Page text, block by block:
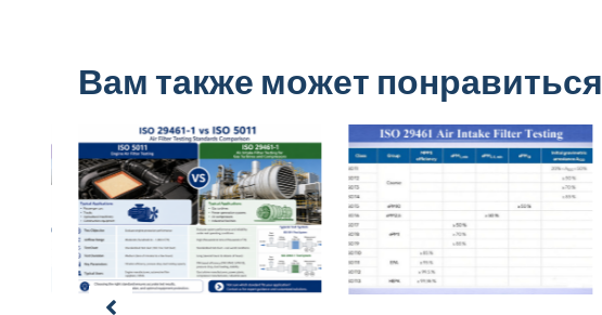
Вам также может понравиться